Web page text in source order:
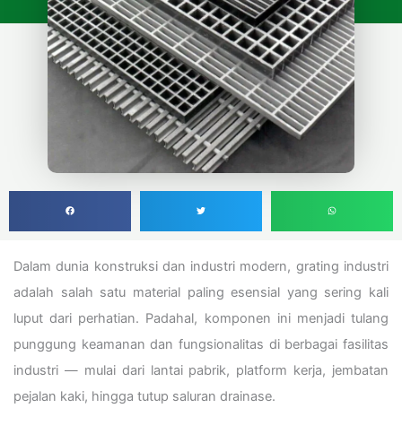
Dalam dunia konstruksi dan industri modern, grating industri
adalah salah satu material paling esensial yang sering kali
luput dari perhatian. Padahal, komponen ini menjadi tulang
punggung keamanan dan fungsionalitas di berbagai fasilitas
industri — mulai dari lantai pabrik, platform kerja, jembatan
pejalan kaki, hingga tutup saluran drainase.